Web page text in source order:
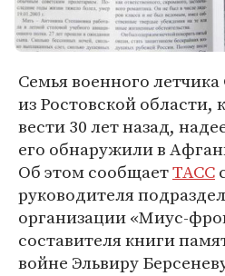
Семья военного
из Ростовской области,
вести 30 лет назад,
его обнаружили в
Об этом сообщаетТАСС
руководителя
организации «Миус-
составителя книги
войне Эльвиру